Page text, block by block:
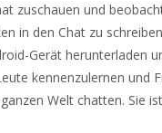
zuschauen und
in den Chat zu
Gerät herunterladen
kennenzulernen und
Welt chatten. Sie